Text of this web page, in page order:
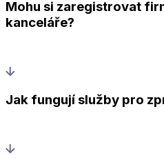
Mohu si zaregistrovat
kanceláře?
Jak fungují služby pro